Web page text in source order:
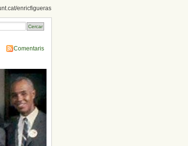
enricfigueras
Comentaris